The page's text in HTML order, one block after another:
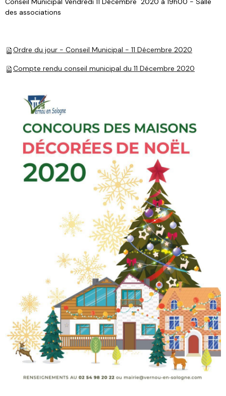
des associations
Ordre du jour - Conseil Municipal - 11 Décembre 2020
Compte rendu conseil municipal du 11 Décembre 2020